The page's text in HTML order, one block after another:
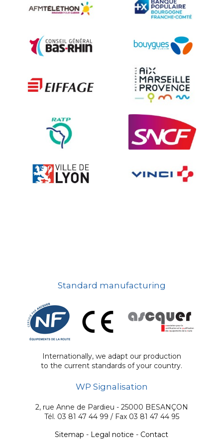
Accessories for road signs
Security and Urban furniture<
The deterrent techniques
Ville fleurie, village fleuri
On-board road signs
Standard manufacturing
Internationally, we adapt our production
to the current standards of your country.
WP Signalisation
2, rue Anne de Pardieu - 25000 BESANÇON
Tél. 03 81 47 44 99 / Fax 03 81 47 44 95
Sitemap - Legal notice - Contact